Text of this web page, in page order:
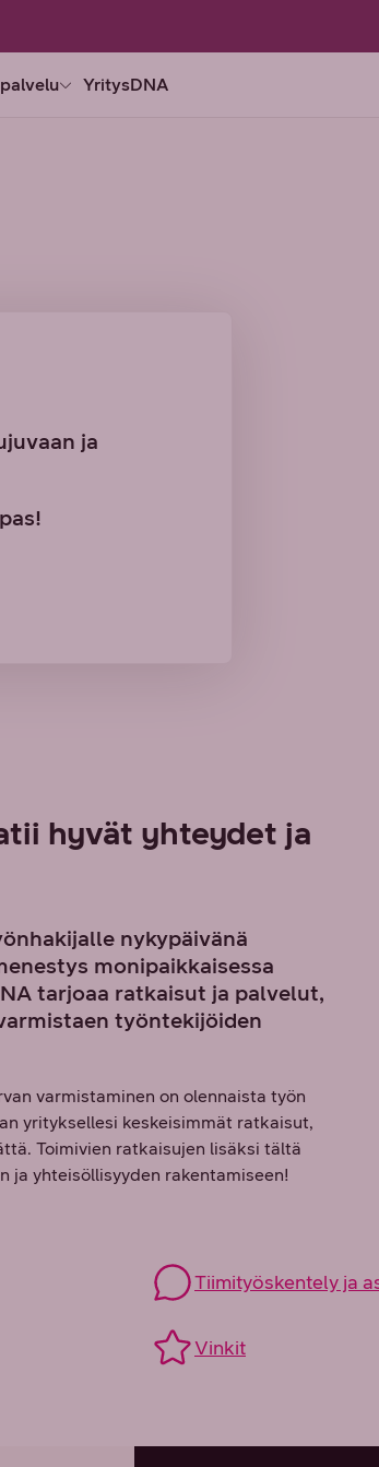
YritysDNA
ja
hyvät yhteydet ja
nykypäivänä
monipaikkaisessa
tarjoaa ratkaisut ja palvelut,
työntekijöiden
varmistaminen on olennaista työn
yrityksellesi keskeisimmät ratkaisut,
Toimivien ratkaisujen lisäksi tältä
ja yhteisöllisyyden rakentamiseen!
Tiimityöskentely ja
Vinkit